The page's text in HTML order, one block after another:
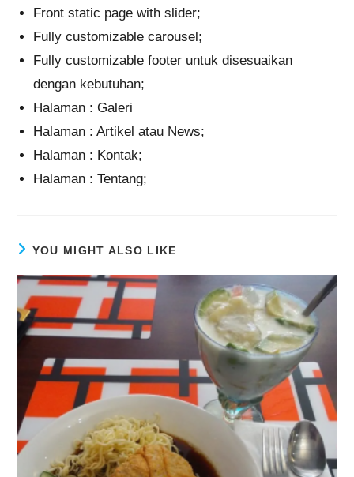
Front static page with slider;
Fully customizable carousel;
Fully customizable footer untuk disesuaikan
dengan kebutuhan;
Halaman : Galeri
Halaman : Artikel atau News;
Halaman : Kontak;
Halaman : Tentang;
YOU MIGHT ALSO LIKE